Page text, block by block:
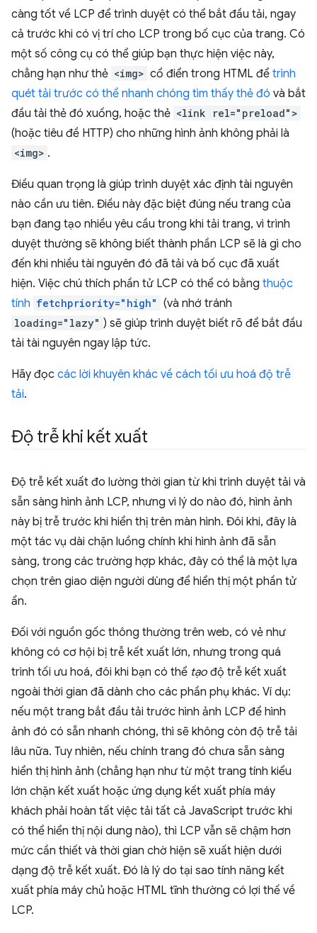
càng tốt về LCP để trình duyệt có thể bắt đầu tải, ngay
cả trước khi có vị trí cho LCP trong bố cục của trang. Có
một số công cụ có thể giúp bạn thực hiện việc này,
chẳng hạn như thẻ <img> cổ điển trong HTML để trình
quét tải trước có thể nhanh chóng tìm thấy thẻ đó và bắt
đầu tải thẻ đó xuống, hoặc thẻ <link rel="preload">
(hoặc tiêu đề HTTP) cho những hình ảnh không phải là
<img> .
Điều quan trọng là giúp trình duyệt xác định tài nguyên
nào cần ưu tiên. Điều này đặc biệt đúng nếu trang của
bạn đang tạo nhiều yêu cầu trong khi tải trang, vì trình
duyệt thường sẽ không biết thành phần LCP sẽ là gì cho
đến khi nhiều tài nguyên đó đã tải và bố cục đã xuất
hiện. Việc chú thích phần tử LCP có thể có bằng thuộc
tính fetchpriority="high" (và nhớ tránh
loading="lazy" ) sẽ giúp trình duyệt biết rõ để bắt đầu
tải tài nguyên ngay lập tức.
Hãy đọc các lời khuyên khác về cách tối ưu hoá độ trễ
tải.
Độ trễ khi kết xuất
Độ trễ kết xuất đo lường thời gian từ khi trình duyệt tải và
sẵn sàng hình ảnh LCP, nhưng vì lý do nào đó, hình ảnh
này bị trễ trước khi hiển thị trên màn hình. Đôi khi, đây là
một tác vụ dài chặn luồng chính khi hình ảnh đã sẵn
sàng, trong các trường hợp khác, đây có thể là một lựa
chọn trên giao diện người dùng để hiển thị một phần tử
ẩn.
Đối với nguồn gốc thông thường trên web, có vẻ như
không có cơ hội bị trễ kết xuất lớn, nhưng trong quá
trình tối ưu hoá, đôi khi bạn có thể tạo độ trễ kết xuất
ngoài thời gian đã dành cho các phần phụ khác. Ví dụ:
nếu một trang bắt đầu tải trước hình ảnh LCP để hình
ảnh đó có sẵn nhanh chóng, thì sẽ không còn độ trễ tải
lâu nữa. Tuy nhiên, nếu chính trang đó chưa sẵn sàng
hiển thị hình ảnh (chẳng hạn như từ một trang tính kiểu
lớn chặn kết xuất hoặc ứng dụng kết xuất phía máy
khách phải hoàn tất việc tải tất cả JavaScript trước khi
có thể hiển thị nội dung nào), thì LCP vẫn sẽ chậm hơn
mức cần thiết và thời gian chờ hiện sẽ xuất hiện dưới
dạng độ trễ kết xuất. Đó là lý do tại sao tính năng kết
xuất phía máy chủ hoặc HTML tĩnh thường có lợi thế về
LCP.